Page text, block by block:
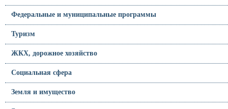
Федеральные и муниципальные программы
Туризм
ЖКХ, дорожное хозяйство
Социальная сфера
Земля и имущество